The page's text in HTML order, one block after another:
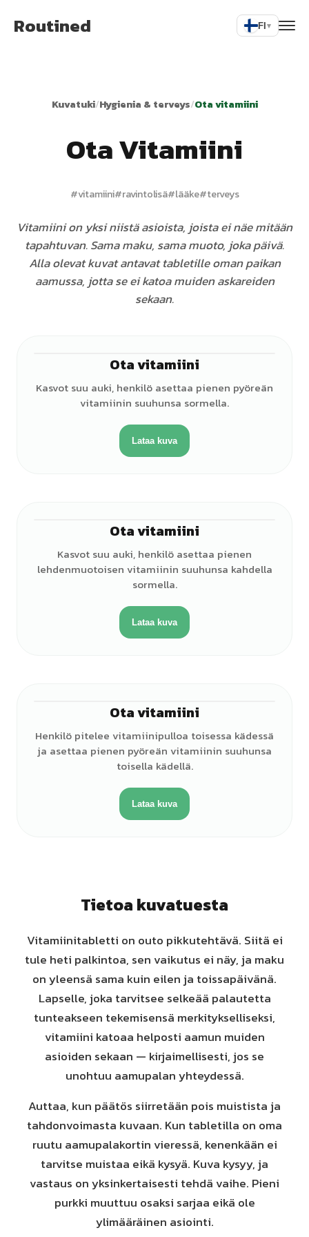
Routined FI▾
Kuvatuki/Hygienia & terveys/Ota vitamiini
Ota Vitamiini
#vitamiini#ravintolisä#lääke#terveys
Vitamiini on yksi niistä asioista, joista ei näe mitään
tapahtuvan. Sama maku, sama muoto, joka päivä.
Alla olevat kuvat antavat tabletille oman paikan
aamussa, jotta se ei katoa muiden askareiden
sekaan.
Ota vitamiini
Kasvot suu auki, henkilö asettaa pienen pyöreän
vitamiinin suuhunsa sormella.
Lataa kuva
Ota vitamiini
Kasvot suu auki, henkilö asettaa pienen
lehdenmuotoisen vitamiinin suuhunsa kahdella
sormella.
Lataa kuva
Ota vitamiini
Henkilö pitelee vitamiinipulloa toisessa kädessä
ja asettaa pienen pyöreän vitamiinin suuhunsa
toisella kädellä.
Lataa kuva
Tietoa kuvatuesta
Vitamiinitabletti on outo pikkutehtävä. Siitä ei
tule heti palkintoa, sen vaikutus ei näy, ja maku
on yleensä sama kuin eilen ja toissapäivänä.
Lapselle, joka tarvitsee selkeää palautetta
tunteakseen tekemisensä merkitykselliseksi,
vitamiini katoaa helposti aamun muiden
asioiden sekaan — kirjaimellisesti, jos se
unohtuu aamupalan yhteydessä.
Auttaa, kun päätös siirretään pois muistista ja
tahdonvoimasta kuvaan. Kun tabletilla on oma
ruutu aamupalakortin vieressä, kenenkään ei
tarvitse muistaa eikä kysyä. Kuva kysyy, ja
vastaus on yksinkertaisesti tehdä vaihe. Pieni
purkki muuttuu osaksi sarjaa eikä ole
ylimääräinen asiointi.